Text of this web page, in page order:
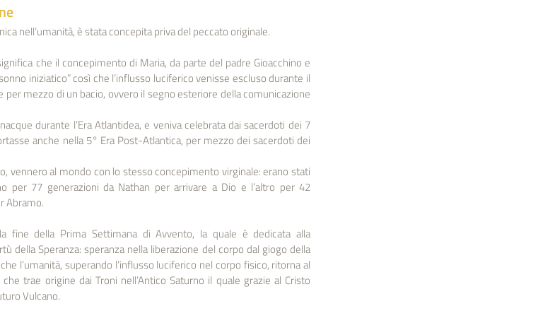
nell’umanità, è stata concepita priva del peccato originale.
che il concepimento di Maria, da parte del padre Gioacchino e
iniziatico” così che l’influsso luciferico venisse escluso durante il
mezzo di un bacio, ovvero il segno esteriore della comunicazione
durante l’Era Atlantidea, e veniva celebrata dai sacerdoti dei 7
anche nella 5° Era Post-Atlantica, per mezzo dei sacerdoti dei
vennero al mondo con lo stesso concepimento virginale: erano stati
per 77 generazioni da Nathan per arrivare a Dio e l’altro per 42
Abramo.
fine della Prima Settimana di Avvento, la quale è dedicata alla
della Speranza: speranza nella liberazione del corpo dal giogo della
l’umanità, superando l’influsso luciferico nel corpo fisico, ritorna al
trae origine dai Troni nell’Antico Saturno il quale grazie al Cristo
Vulcano.